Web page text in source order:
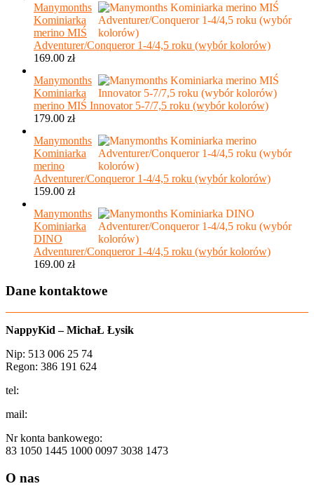
Manymonths
Kominiarka
merino MIŚ
Adventurer/Conqueror 1-4/4,5 roku (wybór kolorów)
169.00 zł
Manymonths
Kominiarka
merino MIŚ Innovator 5-7/7,5 roku (wybór kolorów)
179.00 zł
Manymonths
Kominiarka
merino
Adventurer/Conqueror 1-4/4,5 roku (wybór kolorów)
159.00 zł
Manymonths
Kominiarka
DINO
Adventurer/Conqueror 1-4/4,5 roku (wybór kolorów)
169.00 zł
Dane kontaktowe
NappyKid – MichaŁ Łysik
Nip: 513 006 25 74
Regon: 386 191 624
tel:
mail:
Nr konta bankowego:
83 1050 1445 1000 0097 3038 1473
O nas